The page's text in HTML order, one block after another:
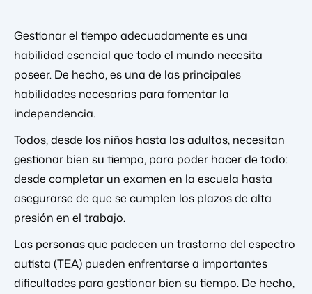
Gestionar el tiempo adecuadamente es una
habilidad esencial que todo el mundo necesita
poseer. De hecho, es una de las principales
habilidades necesarias para fomentar la
independencia.
Todos, desde los niños hasta los adultos, necesitan
gestionar bien su tiempo, para poder hacer de todo:
desde completar un examen en la escuela hasta
asegurarse de que se cumplen los plazos de alta
presión en el trabajo.
Las personas que padecen un trastorno del espectro
autista (TEA) pueden enfrentarse a importantes
dificultades para gestionar bien su tiempo. De hecho,